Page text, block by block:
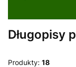
Długopisy
Produkty: 18